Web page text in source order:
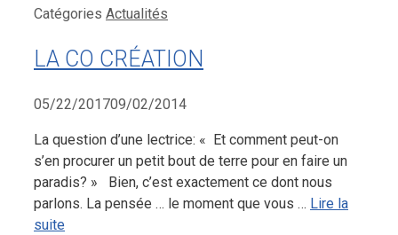
Catégories Actualités
LA CO CRÉATION
05/22/201709/02/2014
La question d’une lectrice: « Et comment peut-on
s’en procurer un petit bout de terre pour en faire un
paradis? » Bien, c’est exactement ce dont nous
parlons. La pensée … le moment que vous … Lire la
suite